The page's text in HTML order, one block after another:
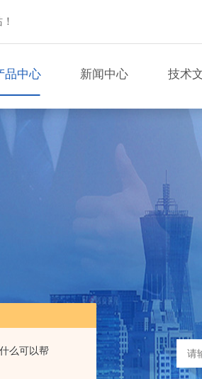
么可以帮
品中心 新闻中心 技术